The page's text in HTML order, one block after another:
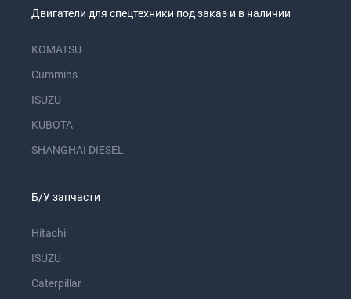
Двигатели для спецтехники под заказ и в наличии
KOMATSU
Cummins
ISUZU
KUBOTA
SHANGHAI DIESEL
Б/У запчасти
Hitachi
ISUZU
Caterpillar